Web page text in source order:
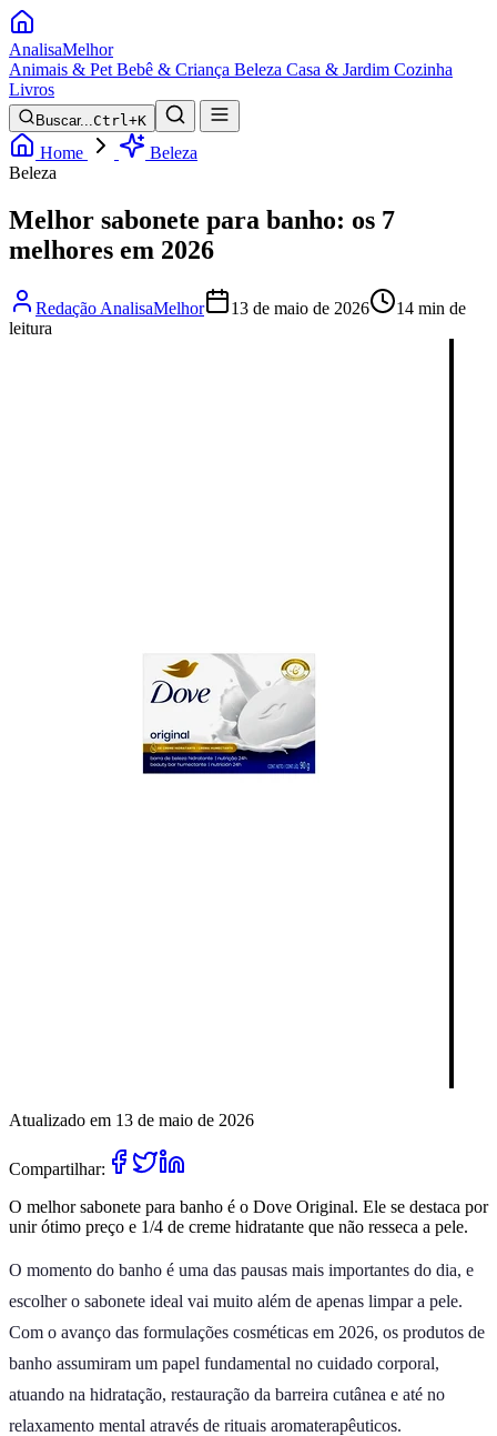
AnalisaMelhor
Animais & Pet Bebê & Criança Beleza Casa & Jardim Cozinha
Livros
Buscar...Ctrl+K
Home
Beleza
Beleza
Melhor sabonete para banho: os 7
melhores em 2026
Redação AnalisaMelhor 13 de maio de 2026
14 min de
leitura
Atualizado em 13 de maio de 2026
Compartilhar:
O melhor sabonete para banho é o Dove Original. Ele se destaca por
unir ótimo preço e 1/4 de creme hidratante que não resseca a pele.
O momento do banho é uma das pausas mais importantes do dia, e
escolher o sabonete ideal vai muito além de apenas limpar a pele.
Com o avanço das formulações cosméticas em 2026, os produtos de
banho assumiram um papel fundamental no cuidado corporal,
atuando na hidratação, restauração da barreira cutânea e até no
relaxamento mental através de rituais aromaterapêuticos.